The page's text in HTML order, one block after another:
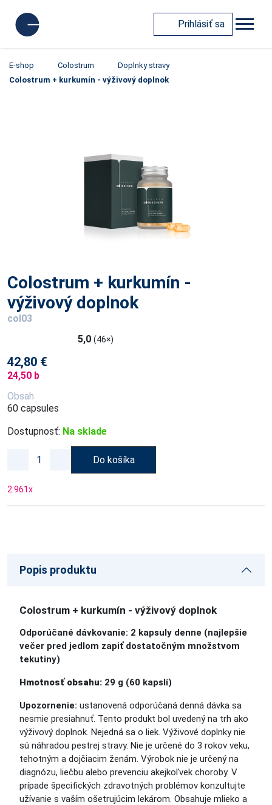
Prihlásiť sa
E-shop Colostrum
Doplnky stravy
Colostrum + kurkumín - výživový doplnok
Colostrum + kurkumín -
výživový doplnok
col03
5,0 (46×)
42,80 €
24,50 b
Obsah
60 capsules
Dostupnosť: Na sklade
Do košíka
2 961x
Popis produktu
Colostrum + kurkumín - výživový doplnok
Odporúčané dávkovanie: 2 kapsuly denne (najlepšie
večer pred jedlom zapiť dostatočným množstvom
tekutiny)
Hmotnosť obsahu: 29 g (60 kapslí)
Upozornenie: ustanovená odporúčaná denná dávka sa
nesmie presiahnuť. Tento produkt bol uvedený na trh ako
výživový doplnok. Nejedná sa o liek. Výživové doplnky nie
sú náhradou pestrej stravy. Nie je určené do 3 rokov veku,
tehotným a dojčiacim ženám. Výrobok nie je určený na
diagnózu, liečbu alebo prevenciu akejkoľvek choroby. V
prípade špecifických zdravotných problémov konzultujte
užívanie s vaším ošetrujúcim lekárom. Obsahuje mlieko a